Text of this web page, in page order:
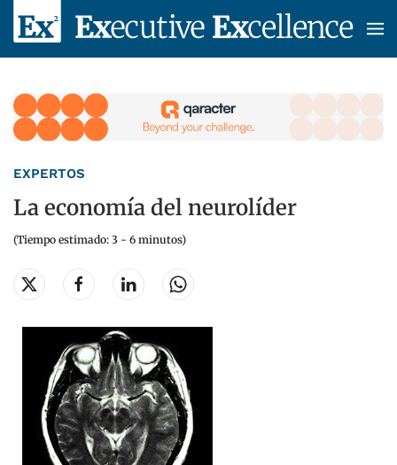
Skip to main content
EXPERTOS
La economía del neurolíder
(Tiempo estimado: 3 - 6 minutos)